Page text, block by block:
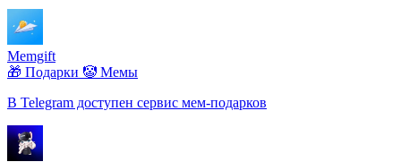
Memgift
🎁 Подарки 🤡 Мемы
В Telegram доступен сервис мем-подарков